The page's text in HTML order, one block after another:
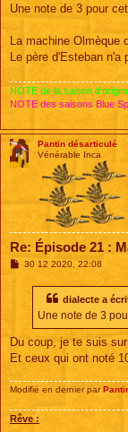
s
g
Une note de 3 pour
La machine Olmèque
Le père d'Esteban n'a
NOTE de la saison
NOTE des saisons Blue
Pantin désarticulé
Vénérable Inca
Re: Épisode 21 :
M30 12 2020, 22:08
dialecte a
Une note de 3
Du coup, je te suis
Et ceux qui ont noté
Modifié en dernier par
Rêve :